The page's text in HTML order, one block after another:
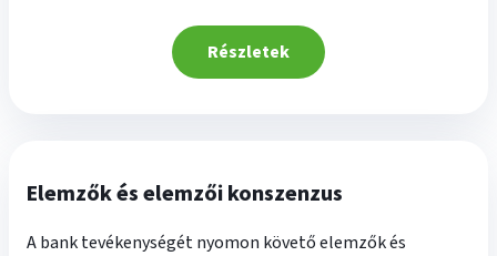
Részletek
Elemzők és elemzői konszenzus
A bank tevékenységét nyomon követő elemzők és